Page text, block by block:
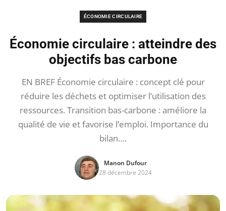
ÉCONOMIE CIRCULAIRE
Économie circulaire : atteindre des
objectifs bas carbone
EN BREF Économie circulaire : concept clé pour
réduire les déchets et optimiser l’utilisation des
ressources. Transition bas-carbone : améliore la
qualité de vie et favorise l’emploi. Importance du
bilan….
Manon Dufour
28 décembre 2024